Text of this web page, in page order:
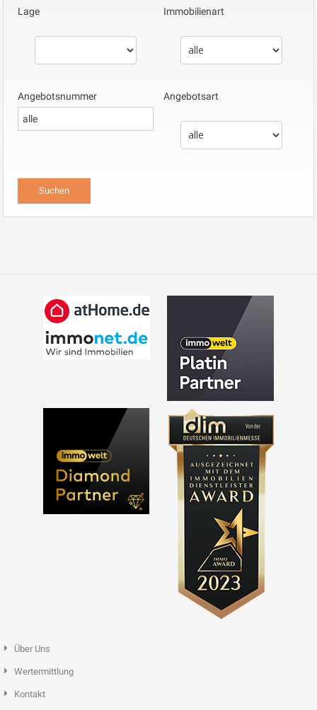
Lage Immobilienart
Angebotsnummer Angebotsart
Über Uns
Wertermittlung
Kontakt